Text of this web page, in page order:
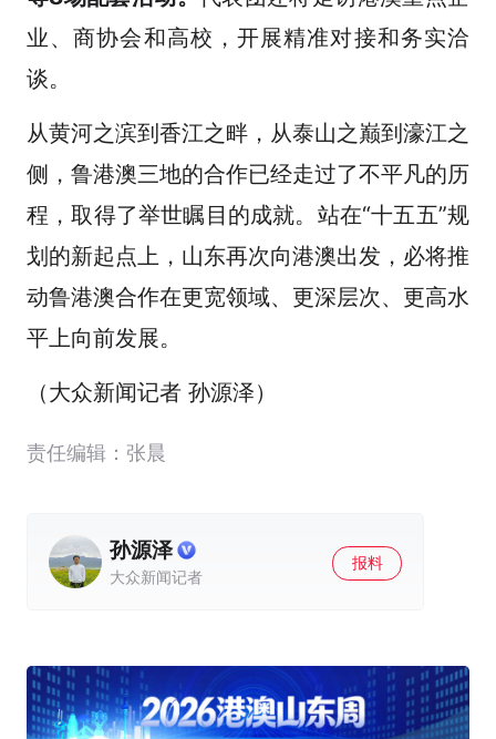
业、商协会和高校，开展精准对接和务实洽
谈。
从黄河之滨到香江之畔，从泰山之巅到濠江之
侧，鲁港澳三地的合作已经走过了不平凡的历
程，取得了举世瞩目的成就。站在“十五五”规
划的新起点上，山东再次向港澳出发，必将推
动鲁港澳合作在更宽领域、更深层次、更高水
平上向前发展。
（大众新闻记者 孙源泽）
责任编辑：张晨
孙源泽
大众新闻记者
报料